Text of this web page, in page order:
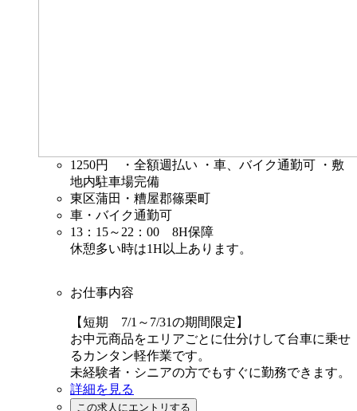
1250円
・全額週払い ・車、バイク通勤可 ・敷
地内駐車場完備
東区蒲田・糟屋郡篠栗町
車・バイク通勤可
13：15～22：00 8H保障
休憩多い時は1H以上あります。
お仕事内容
【短期 7/1～7/31の期間限定】
お中元商品をエリアごとに仕分けして台車に乗せ
るカンタン軽作業です。
未経験者・シニアの方でもすぐに勤務できます。
詳細を見る